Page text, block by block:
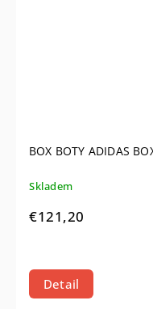
BOX BOTY ADIDAS
Skladem
€121,20
Detail